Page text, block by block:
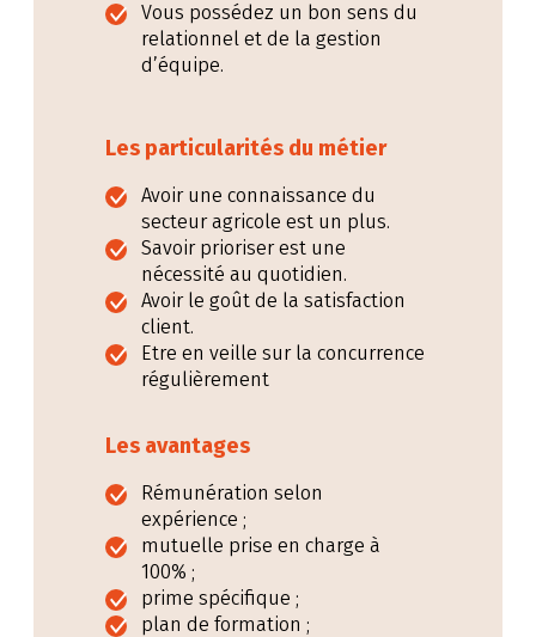
Vous possédez un bon sens du
relationnel et de la gestion
d’équipe.
Les particularités du métier
Avoir une connaissance du
secteur agricole est un plus.
Savoir prioriser est une
nécessité au quotidien.
Avoir le goût de la satisfaction
client.
Etre en veille sur la concurrence
régulièrement
Les avantages
Rémunération selon
expérience ;
mutuelle prise en charge à
100% ;
prime spécifique ;
plan de formation ;